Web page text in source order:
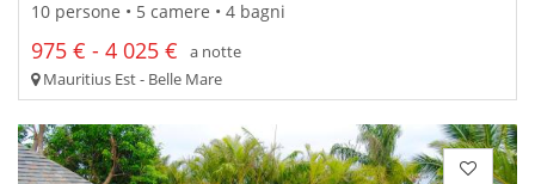
10 persone • 5 camere • 4 bagni
975 € - 4 025 €
a notte
Mauritius Est - Belle Mare